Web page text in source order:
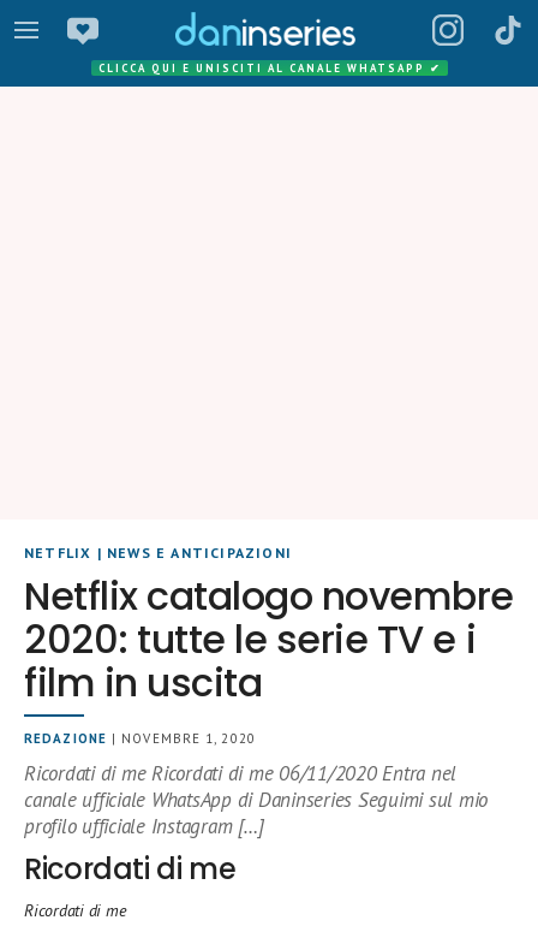
CLICCA QUI E UNISCITI AL CANALE WHATSAPP ✔
NETFLIX | NEWS E ANTICIPAZIONI
Netflix catalogo novembre
2020: tutte le serie TV e i
film in uscita
REDAZIONE | NOVEMBRE 1, 2020
Ricordati di me Ricordati di me 06/11/2020 Entra nel
canale ufficiale WhatsApp di Daninseries Seguimi sul mio
profilo ufficiale Instagram […]
Ricordati di me
Ricordati di me